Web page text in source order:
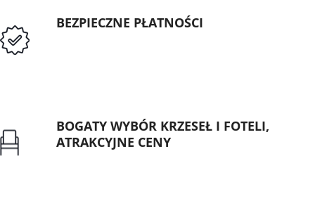
BEZPIECZNE PŁATNOŚCI
BOGATY WYBÓR KRZESEŁ I FOTELI,
ATRAKCYJNE CENY